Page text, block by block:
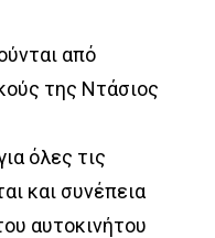
από
της Ντάσιος
όλες τις
και συνέπεια
αυτοκινήτου